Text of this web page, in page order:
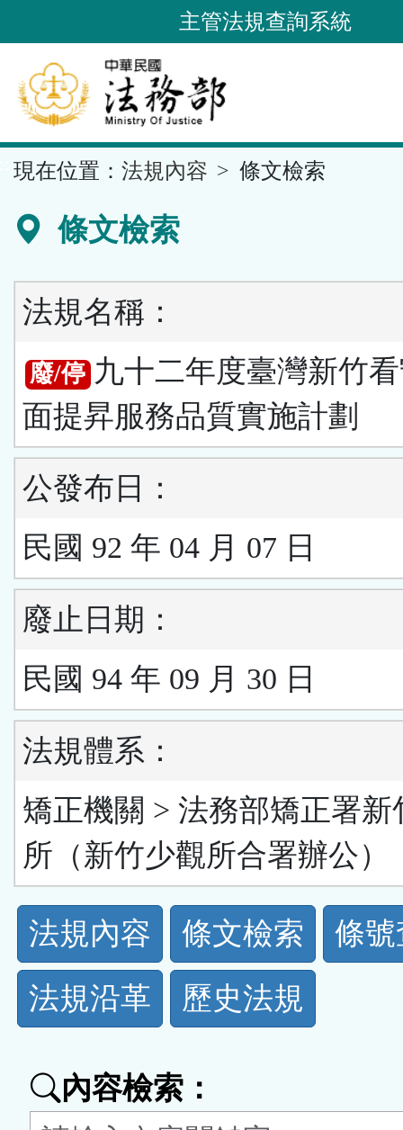
到
要
內
容
區
主管法規查詢系統
現在位置： 法規內容 條文檢索
條文檢索
法規名稱：
廢/停 九十二年度臺灣新竹
面提昇服務品質實施計劃
公發布日：
民國 92 年 04 月 07 日
廢止日期：
民國 94 年 09 月 30 日
法規體系：
矯正機關 > 法務部矯正署新
所（新竹少觀所合署辦公）
法
規
功
按
法規內容 條文檢索
條
法規沿革
歷史法規
內容檢索：